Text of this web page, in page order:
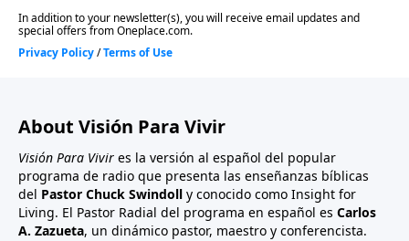
About Visión Para Vivir
Visión Para Vivir es la versión al español del popular
programa de radio que presenta las enseñanzas bíblicas
del Pastor Chuck Swindoll y conocido como Insight for
Living. El Pastor Radial del programa en español es Carlos
A. Zazueta, un dinámico pastor, maestro y conferencista.